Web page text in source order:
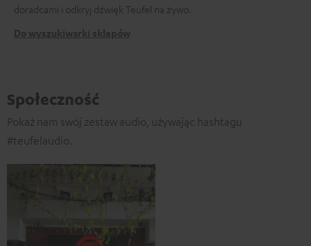
doradcami i odkryj dźwięk Teufel na żywo.
Do wyszukiwarki sklepów
Społeczność
Pokaż nam swój zestaw audio, używając hashtagu
#teufelaudio.